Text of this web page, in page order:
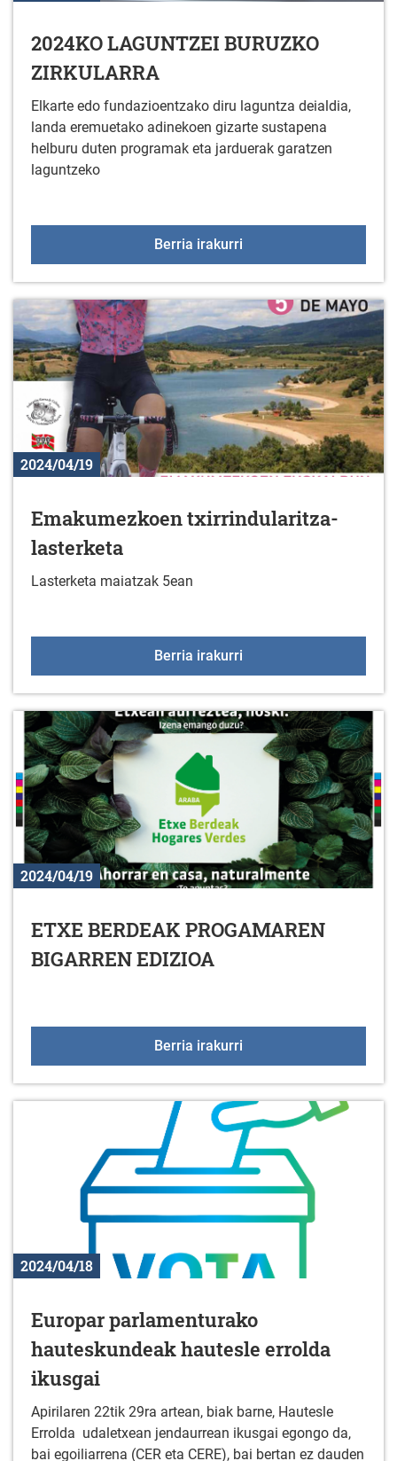
2024KO LAGUNTZEI BURUZKO
ZIRKULARRA
Elkarte edo fundazioentzako diru laguntza deialdia,
landa eremuetako adinekoen gizarte sustapena
helburu duten programak eta jarduerak garatzen
laguntzeko
Berria irakurri
2024/04/19
Emakumezkoen txirrindularitza-
lasterketa
Lasterketa maiatzak 5ean
Berria irakurri
2024/04/19
ETXE BERDEAK PROGAMAREN
BIGARREN EDIZIOA
Berria irakurri
2024/04/18
Europar parlamenturako
hauteskundeak hautesle errolda
ikusgai
Apirilaren 22tik 29ra artean, biak barne, Hautesle
Errolda udaletxean jendaurrean ikusgai egongo da,
bai egoiliarrena (CER eta CERE), bai bertan ez dauden